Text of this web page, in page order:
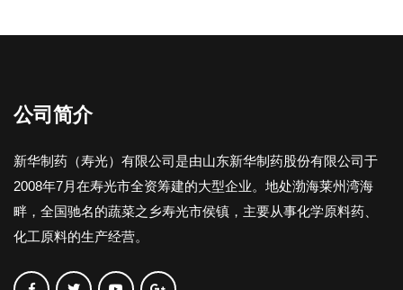
公司简介
新华制药（寿光）有限公司是由山东新华制药股份有限公司于
2008年7月在寿光市全资筹建的大型企业。地处渤海莱州湾海
畔，全国驰名的蔬菜之乡寿光市侯镇，主要从事化学原料药、
化工原料的生产经营。